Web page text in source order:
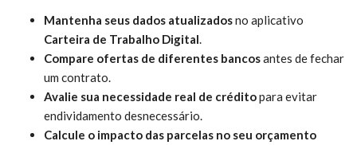
Mantenha seus dados atualizadosno aplicativo
Carteira de Trabalho Digital.
Compare ofertas de diferentes bancosantes de fechar
um contrato.
Avalie sua necessidade real de créditopara evitar
endividamento desnecessário.
Calcule o impacto das parcelas no seu orçamento